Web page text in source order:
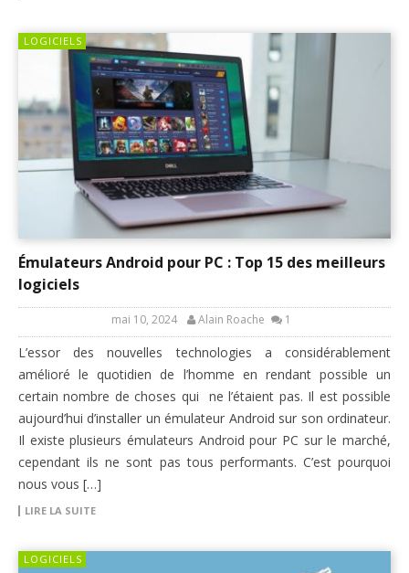
LOGICIELS
Émulateurs Android pour PC : Top 15 des meilleurs
logiciels
mai 10, 2024 Alain Roache 1
L’essor des nouvelles technologies a considérablement
amélioré le quotidien de l’homme en rendant possible un
certain nombre de choses qui ne l’étaient pas. Il est possible
aujourd’hui d’installer un émulateur Android sur son ordinateur.
Il existe plusieurs émulateurs Android pour PC sur le marché,
cependant ils ne sont pas tous performants. C’est pourquoi
nous vous […]
LIRE LA SUITE
LOGICIELS